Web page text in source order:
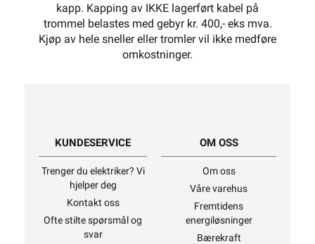
kapp. Kapping av IKKE lagerført kabel på
trommel belastes med gebyr kr. 400,- eks mva.
Kjøp av hele sneller eller tromler vil ikke medføre
omkostninger.
KUNDESERVICE
Trenger du elektriker? Vi
hjelper deg
Kontakt oss
Ofte stilte spørsmål og
svar
OM OSS
Om oss
Våre varehus
Fremtidens
energiløsninger
Bærekraft